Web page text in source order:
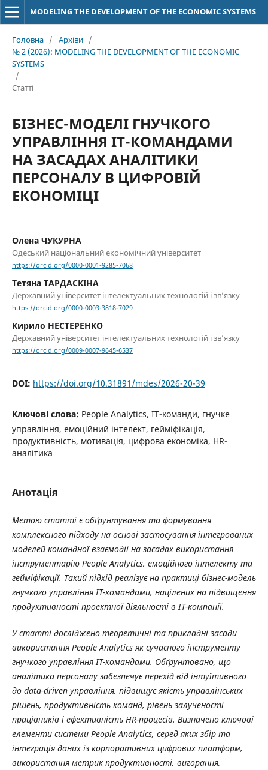
MODELING THE DEVELOPMENT OF THE ECONOMIC SYSTEMS
Головна / Архіви /
№ 2 (2026): MODELING THE DEVELOPMENT OF THE ECONOMIC
SYSTEMS
/
Статті
БІЗНЕС-МОДЕЛІ ГНУЧКОГО
УПРАВЛІННЯ ІТ-КОМАНДАМИ
НА ЗАСАДАХ АНАЛІТИКИ
ПЕРСОНАЛУ В ЦИФРОВІЙ
ЕКОНОМІЦІ
Олена ЧУКУРНА
Одеський національний економічний університет
https://orcid.org/0000-0001-9285-7068
Тетяна ТАРДАСКІНА
Державний університет інтелектуальних технологій і зв’язку
https://orcid.org/0000-0003-3818-7029
Кирило НЕСТЕРЕНКО
Державний університет інтелектуальних технологій і зв’язку
https://orcid.org/0009-0007-9645-6537
DOI: https://doi.org/10.31891/mdes/2026-20-39
Ключові слова: People Analytics, ІТ-команди, гнучке
управління, емоційний інтелект, гейміфікація,
продуктивність, мотивація, цифрова економіка, HR-
аналітика
Анотація
Метою статті є обґрунтування та формування
комплексного підходу на основі застосування інтегрованих
моделей командної взаємодії на засадах використання
інструментарію People Analytics, емоційного інтелекту та
гейміфікації. Такий підхід реалізує на практиці бізнес-модель
гнучкого управління ІТ-командами, націлених на підвищення
продуктивності проектної діяльності в ІТ-компанії.
У статті досліджено теоретичні та прикладні засади
використання People Analytics як сучасного інструменту
гнучкого управління ІТ-командами. Обґрунтовано, що
аналітика персоналу забезпечує перехід від інтуїтивного
до data-driven управління, підвищує якість управлінських
рішень, продуктивність команд, рівень залученості
працівників і ефективність HR-процесів. Визначено ключові
елементи системи People Analytics, серед яких збір та
інтеграція даних із корпоративних цифрових платформ,
використання метрик продуктивності, вигорання,